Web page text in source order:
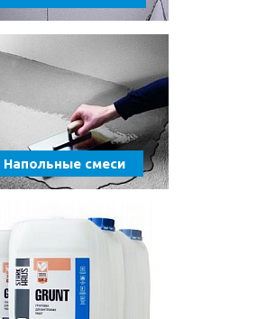
Напольные смеси